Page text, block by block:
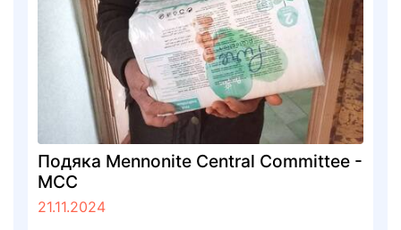
Подяка Mennonite Central Committee -
MCC
21.11.2024